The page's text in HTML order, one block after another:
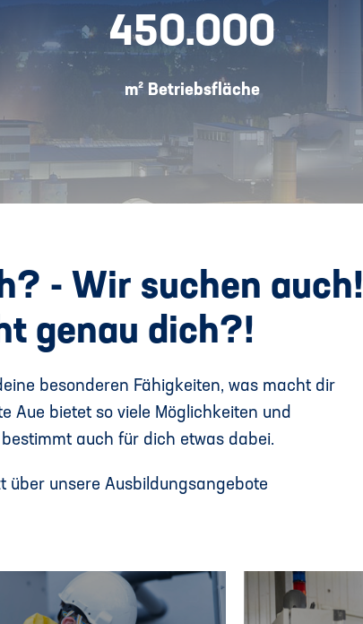
450.000
m² Betriebsfläche
- Wir suchen auch!
genau dich?!
besonderen Fähigkeiten, was macht dir
Aue bietet so viele Möglichkeiten und
auch für dich etwas dabei.
über unsere Ausbildungsangebote